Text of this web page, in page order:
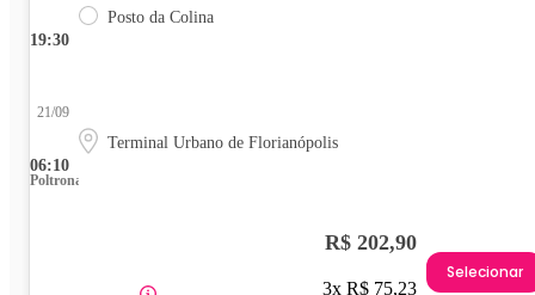
19:30
Posto da Colina
06:10
21/09
Terminal Urbano de Florianópolis
Poltrona
R$ 202,90
3x R$ 75,23
Selecionar